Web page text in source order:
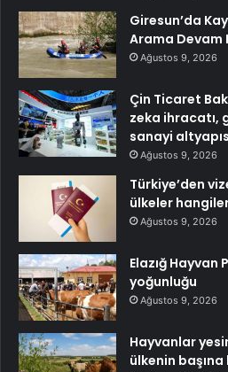
Giresun’da
Arama Devam
Ağustos 9, 2026
Çin Ticaret
zeka ihracatı,
sanayi
Ağustos 9, 2026
Türkiye’den
ülkeler
Ağustos 9, 2026
Elazığ Hayvan
yoğunluğu
Ağustos 9, 2026
Hayvanlar
ülkenin